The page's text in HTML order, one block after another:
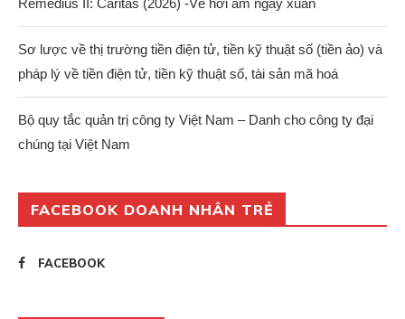
Sơ lược về thị trường tiền điện tử, tiền kỹ thuật số (tiền ảo) và
pháp lý về tiền điện tử, tiền kỹ thuật số, tài sản mã hoá
Bộ quy tắc quản trị công ty Việt Nam – Danh cho công ty đại
chúng tại Việt Nam
FACEBOOK DOANH NHÂN TRẺ
FACEBOOK